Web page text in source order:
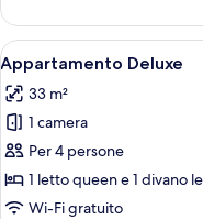
Standard
con
2
letti
singoli
Apri
tutte
le
foto
per
Appartamento
Deluxe
5
Appartamento Deluxe
33 m²
1 camera
Per 4 persone
1 letto queen e 1 divano
Wi-Fi gratuito